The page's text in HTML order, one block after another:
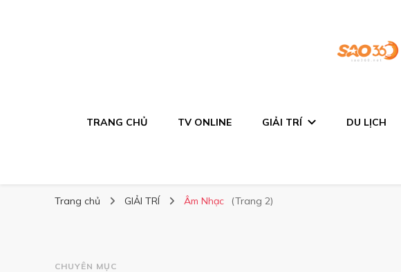
TRANG CHỦ TV ONLINE GIẢI TRÍ DU LỊCH
Trang chủ GIẢI TRÍ Âm Nhạc (Trang 2)
CHUYÊN MỤC